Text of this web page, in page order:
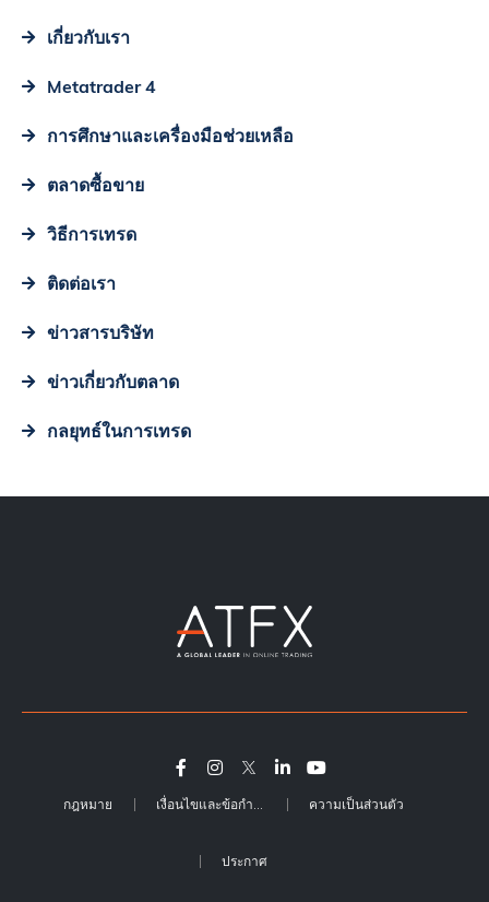
เกี่ยวกับเรา
Metatrader 4
การศึกษาและเครื่องมือช่วยเหลือ
ตลาดซื้อขาย
วิธีการเทรด
ติดต่อเรา
ข่าวสารบริษัท
ข่าวเกี่ยวกับตลาด
กลยุทธ์ในการเทรด
กฎหมาย เงื่อนไขและข้อกำหนด ความเป็นส่วนตัว
ประกาศ